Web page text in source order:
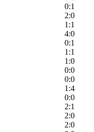
0:1
2:0
1:1
4:0
0:1
1:1
1:0
0:0
0:0
1:4
0:0
2:1
2:0
2:0